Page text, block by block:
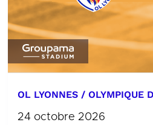
OL LYONNES / OLYMPIQUE
24 octobre 2026